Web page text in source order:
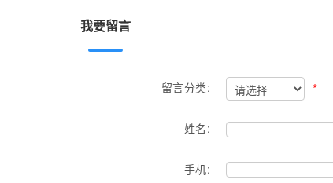
我要留言
留言分类: *
姓名:
手机: